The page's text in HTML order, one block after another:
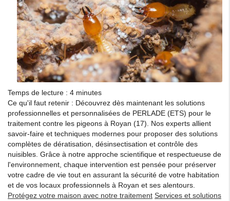
Temps de lecture : 4 minutes
Ce qu'il faut retenir : Découvrez dès maintenant les solutions
professionnelles et personnalisées de PERLADE (ETS) pour le
traitement contre les pigeons à Royan (17). Nos experts allient
savoir-faire et techniques modernes pour proposer des solutions
complètes de dératisation, désinsectisation et contrôle des
nuisibles. Grâce à notre approche scientifique et respectueuse de
l'environnement, chaque intervention est pensée pour préserver
votre cadre de vie tout en assurant la sécurité de votre habitation
et de vos locaux professionnels à Royan et ses alentours.
Protégez votre maison avec notre traitement Services et solutions